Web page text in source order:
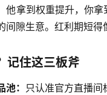
他拿到权重提升，你
间隙生意。红利期短得
记住这三板斧
： 只认准官方直播间